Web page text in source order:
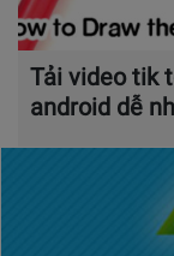
Tải video tik
android dễ